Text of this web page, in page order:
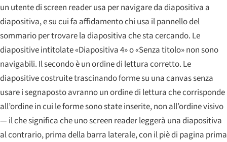
un utente di screen reader usa per navigare da diapositiva a
diapositiva, e su cui fa affidamento chi usa il pannello del
sommario per trovare la diapositiva che sta cercando. Le
diapositive intitolate «Diapositiva 4» o «Senza titolo» non sono
navigabili. Il secondo è un ordine di lettura corretto. Le
diapositive costruite trascinando forme su una canvas senza
usare i segnaposto avranno un ordine di lettura che corrisponde
all’ordine in cui le forme sono state inserite, non all’ordine visivo
— il che significa che uno screen reader leggerà una diapositiva
al contrario, prima della barra laterale, con il piè di pagina prima